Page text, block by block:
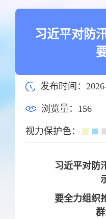
习近平对防
发布时间：
浏览量： 156
视力保护色：
习近平对防
要全力组织